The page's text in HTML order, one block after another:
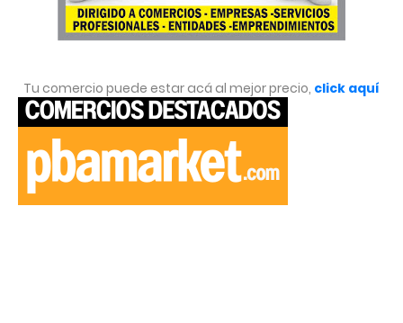
Tu comercio puede estar acá al mejor precio, click aquí